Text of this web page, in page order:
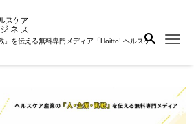
」を伝える無料専門メディア「Hoitto! ヘルスケ